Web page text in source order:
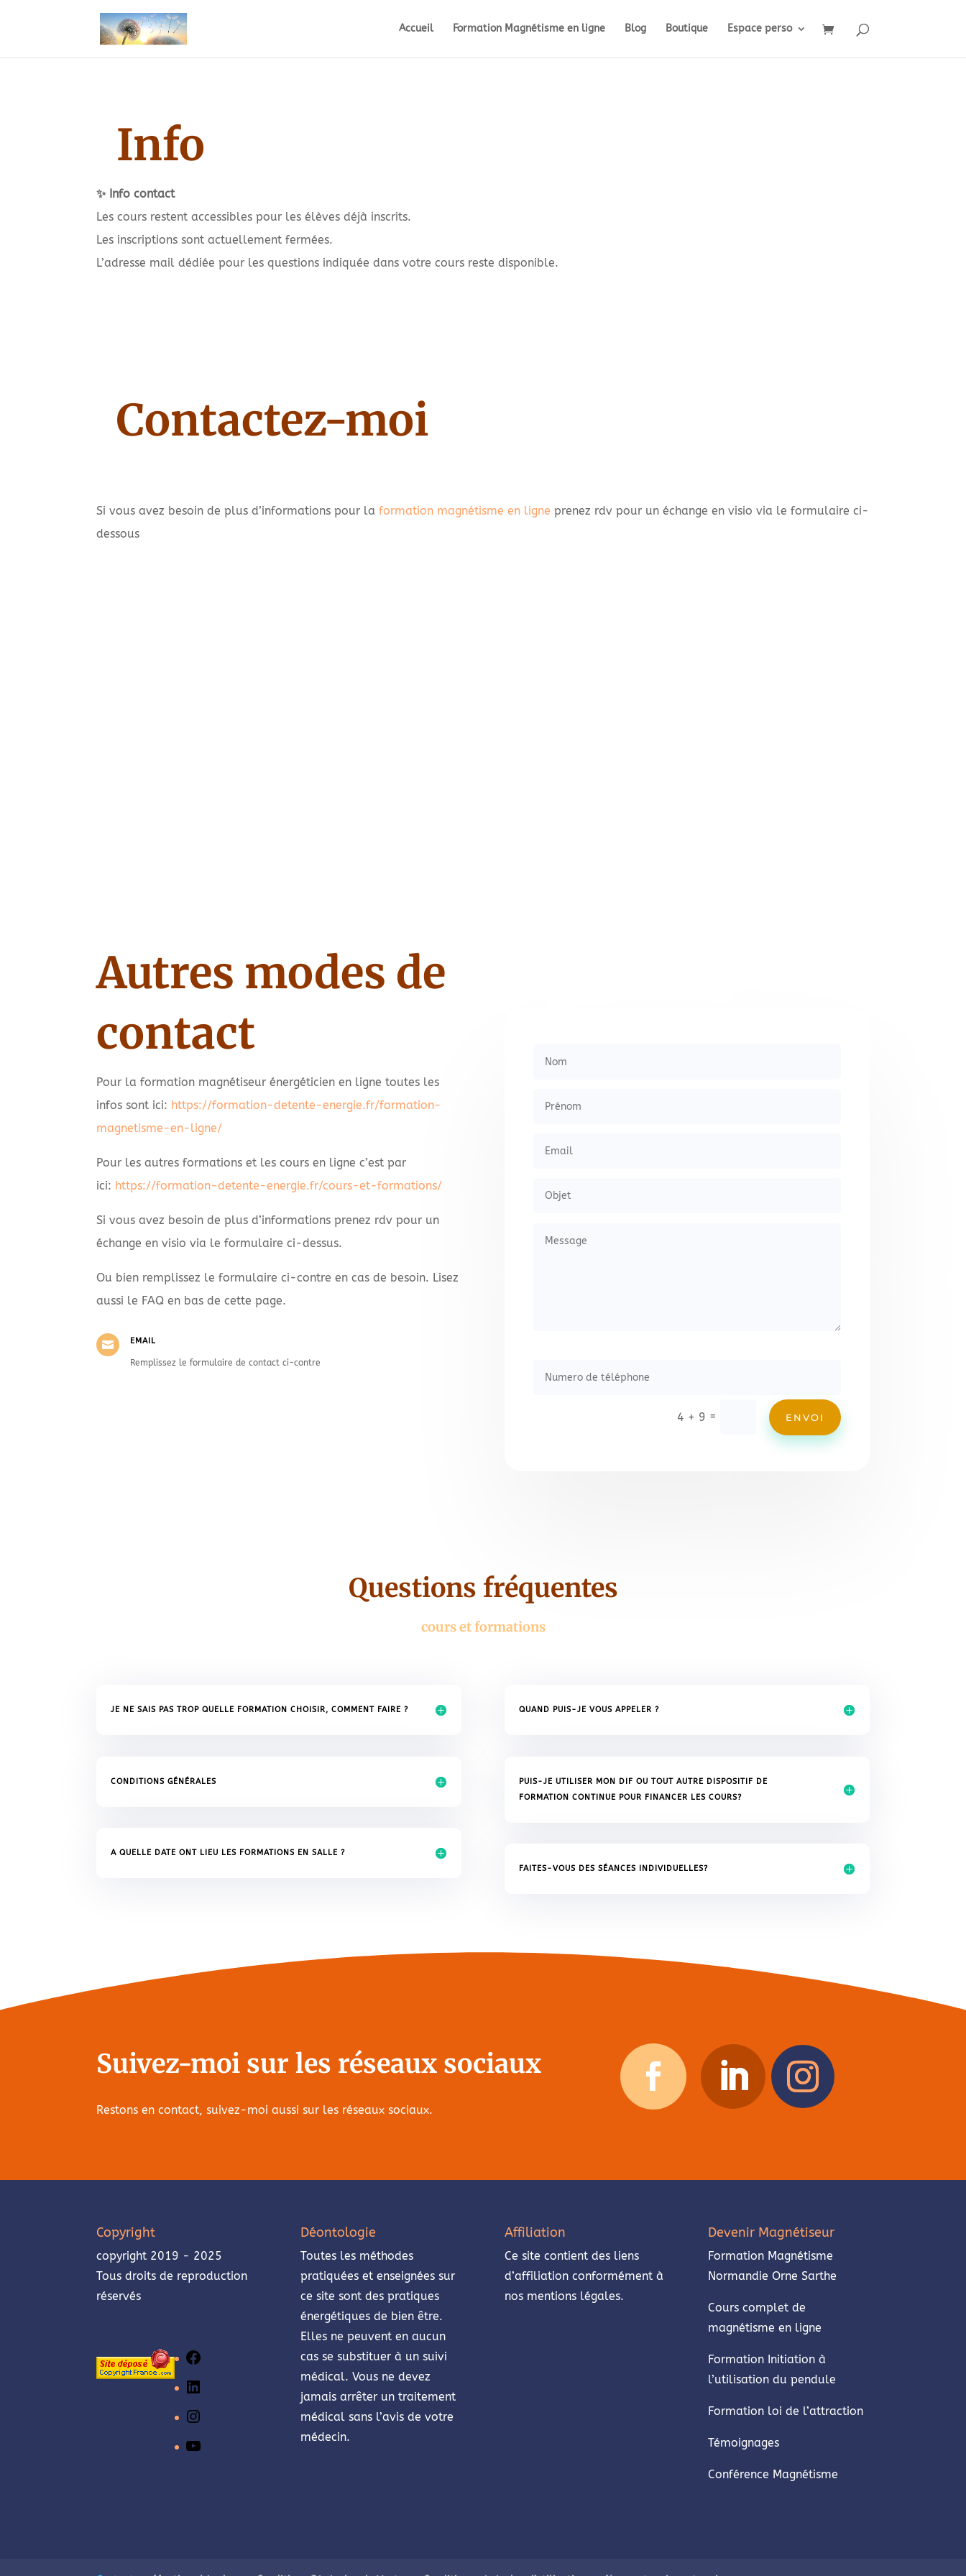
Accueil Formation Magnétisme en ligne Blog Boutique Espace perso
Info
✨ Info contact
Les cours restent accessibles pour les élèves déjà inscrits.
Les inscriptions sont actuellement fermées.
L’adresse mail dédiée pour les questions indiquée dans votre cours reste disponible.
Contactez-moi
Si vous avez besoin de plus d’informations pour laformation magnétisme en ligne prenez rdv pour un échange en visio via le formulaire ci-
dessous
Autres modes de
contact
Pour la formation magnétiseur énergéticien en ligne toutes les
infos sont ici: https://formation-detente-energie.fr/formation-
magnetisme-en-ligne/
Pour les autres formations et les cours en ligne c’est par
ici: https://formation-detente-energie.fr/cours-et-formations/
Si vous avez besoin de plus d’informations prenez rdv pour un
échange en visio via le formulaire ci-dessus.
Ou bien remplissez le formulaire ci-contre en cas de besoin. Lisez
aussi le FAQ en bas de cette page.
 EMAIL
Remplissez le formulaire de contact ci-contre
4 + 9 = ENVOI
Questions fréquentes
cours et formations
JE NE SAIS PAS TROP QUELLE FORMATION CHOISIR, COMMENT FAIRE ?
CONDITIONS GÉNÉRALES
A QUELLE DATE ONT LIEU LES FORMATIONS EN SALLE ?
QUAND PUIS-JE VOUS APPELER ?
PUIS-JE UTILISER MON DIF OU TOUT AUTRE DISPOSITIF DE
FORMATION CONTINUE POUR FINANCER LES COURS?
FAITES-VOUS DES SÉANCES INDIVIDUELLES?
Suivez-moi sur les réseaux sociaux
Restons en contact, suivez-moi aussi sur les réseaux sociaux.
Copyright
copyright 2019 - 2025
Tous droits de reproduction
réservés
Déontologie
Toutes les méthodes
pratiquées et enseignées sur
ce site sont des pratiques
énergétiques de bien être.
Elles ne peuvent en aucun
cas se substituer à un suivi
médical. Vous ne devez
jamais arrêter un traitement
médical sans l’avis de votre
médecin.
Affiliation
Ce site contient des liens
d’affiliation conformément à
nos mentions légales.
Devenir Magnétiseur
Formation Magnétisme
Normandie Orne Sarthe
Cours complet de
magnétisme en ligne
Formation Initiation à
l’utilisation du pendule
Formation loi de l’attraction
Témoignages
Conférence Magnétisme